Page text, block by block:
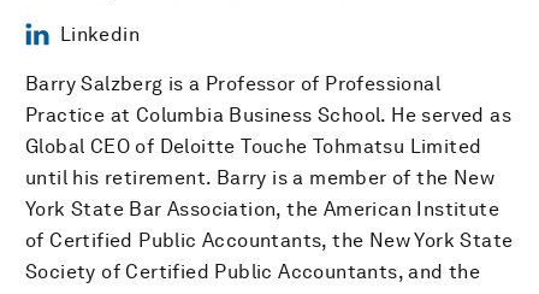
Linkedin
Barry Salzberg is a Professor of Professional
Practice at Columbia Business School. He served as
Global CEO of Deloitte Touche Tohmatsu Limited
until his retirement. Barry is a member of the New
York State Bar Association, the American Institute
of Certified Public Accountants, the New York State
Society of Certified Public Accountants, and the